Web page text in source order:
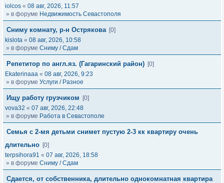
iolcos « 08 авг, 2026, 11:57
» в форуме Недвижимость Севастополя
Сниму комнату, р-н Острякова [0]
kislota « 08 авг, 2026, 10:58
» в форуме Сниму / Сдам
Репетитор по англ.яз. (Гагаринский район) [0]
Ekaterinaaa « 08 авг, 2026, 9:23
» в форуме Услуги / Разное
Ищу работу грузчиком
[0]
vova32 « 07 авг, 2026, 22:48
» в форуме Работа в Севастополе
Семья с 2-мя детьми снимет пустую 2-3 кк квартиру очень
длительно [0]
terpsihora91 « 07 авг, 2026, 18:58
» в форуме Сниму / Сдам
Сдается, от собственника, длительно однокомнатная квартира